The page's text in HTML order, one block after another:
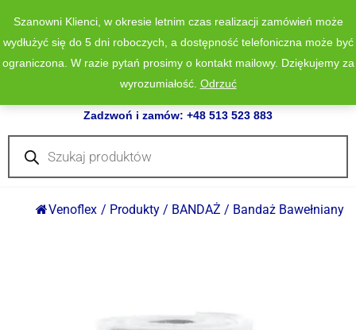
Zadzwoń i zamów: +48 513 523 883
Wyszukiwarka
produktów
Venoflex / Produkty / BANDAŻ / Bandaż Bawełniany
Szanowni Klienci, w okresie letnim czas realizacji zamówień może
wydłużyć się do 5 dni roboczych, a dostępność telefoniczna może być
ograniczona. W razie pytań prosimy o kontakt mailowy. Dziękujemy za
wyrozumiałość. Odrzuć